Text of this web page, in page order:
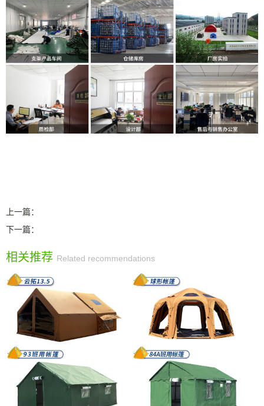
上一篇：
下一篇：
相关推荐 Related recommendations